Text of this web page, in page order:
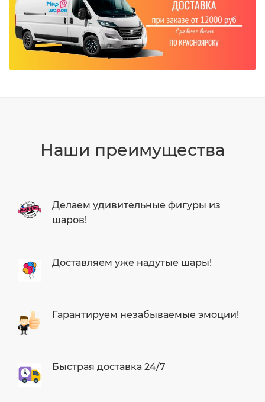
Наши преимущества
Делаем удивительные фигуры из
шаров!
Доставляем уже надутые шары!
Гарантируем незабываемые эмоции!
Быстрая доставка 24/7